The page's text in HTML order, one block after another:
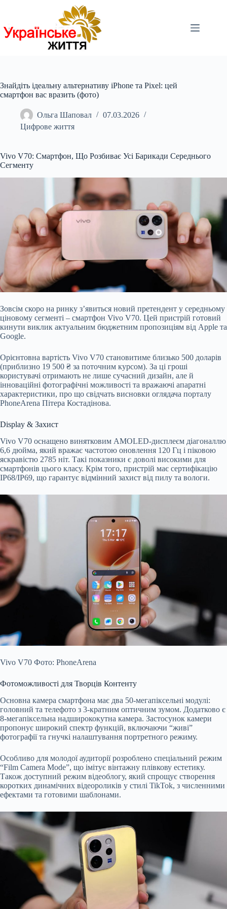
Знайдіть ідеальну альтернативу iPhone та Pixel: цей
смартфон вас вразить (фото)
Ольга Шаповал
07.03.2026
Цифрове життя
Vivo V70: Смартфон, Що Розбиває Усі Барикади Середнього
Сегменту
Зовсім скоро на ринку з’явиться новий претендент у середньому
ціновому сегменті – смартфон Vivo V70. Цей пристрій готовий
кинути виклик актуальним бюджетним пропозиціям від Apple та
Google.
Орієнтовна вартість Vivo V70 становитиме близько 500 доларів
(приблизно 19 500 ₴ за поточним курсом). За ці гроші
користувачі отримають не лише сучасний дизайн, але й
інноваційні фотографічні можливості та вражаючі апаратні
характеристики, про що свідчать висновки оглядача порталу
PhoneArena Пітера Костадінова.
Display & Захист
Vivo V70 оснащено винятковим AMOLED-дисплеєм діагоналлю
6,6 дюйма, який вражає частотою оновлення 120 Гц і піковою
яскравістю 2785 ніт. Такі показники є доволі високими для
смартфонів цього класу. Крім того, пристрій має сертифікацію
IP68/IP69, що гарантує відмінний захист від пилу та вологи.
Vivo V70 Фото: PhoneArena
Фотоможливості для Творців Контенту
Основна камера смартфона має два 50-мегапіксельні модулі:
головний та телефото з 3-кратним оптичним зумом. Додатково є
8-мегапіксельна надширококутна камера. Застосунок камери
пропонує широкий спектр функцій, включаючи “живі”
фотографії та гнучкі налаштування портретного режиму.
Особливо для молодої аудиторії розроблено спеціальний режим
“Film Camera Mode”, що імітує вінтажну плівкову естетику.
Також доступний режим відеоблогу, який спрощує створення
коротких динамічних відеороликів у стилі TikTok, з численними
ефектами та готовими шаблонами.